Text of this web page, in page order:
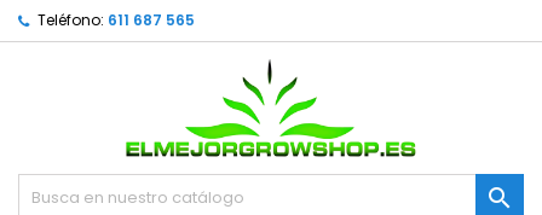
Teléfono: 611 687 565
